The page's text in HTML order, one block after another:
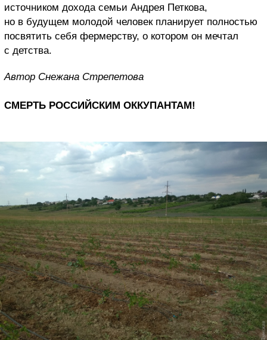
источником дохода семьи Андрея Петкова,
но в будущем молодой человек планирует полностью
посвятить себя фермерству, о котором он мечтал
с детства.
Автор Снежана Стрепетова
СМЕРТЬ РОССИЙСКИМ ОККУПАНТАМ!